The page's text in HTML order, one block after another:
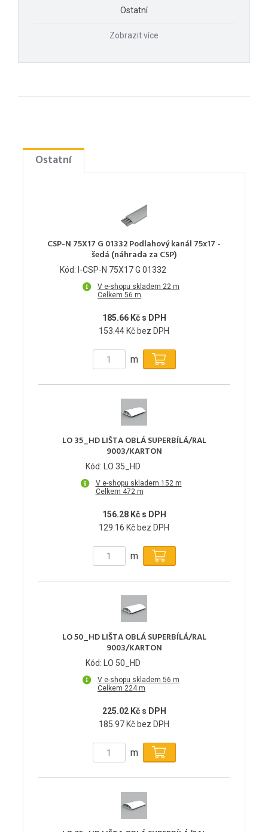
Ostatní
Zobrazit více
Ostatní
CSP-N 75X17 G 01332 Podlahový kanál 75x17 -
šedá (náhrada za CSP)
Kód: I-CSP-N 75X17 G 01332
V e-shopu skladem 22 m
Celkem 56 m
185.66 Kč s DPH
153.44 Kč bez DPH
m
LO 35_HD LIŠTA OBLÁ SUPERBÍLÁ/RAL
9003/KARTON
Kód: LO 35_HD
V e-shopu skladem 152 m
Celkem 472 m
156.28 Kč s DPH
129.16 Kč bez DPH
m
LO 50_HD LIŠTA OBLÁ SUPERBÍLÁ/RAL
9003/KARTON
Kód: LO 50_HD
V e-shopu skladem 56 m
Celkem 224 m
225.02 Kč s DPH
185.97 Kč bez DPH
m